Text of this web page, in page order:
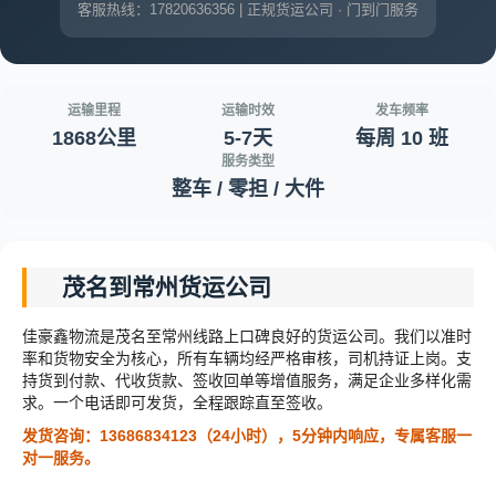
客服热线：17820636356 | 正规货运公司 · 门到门服务
运输里程
1868公里
运输时效
5-7天
发车频率
每周 10 班
服务类型
整车 / 零担 / 大件
茂名到常州货运公司
佳豪鑫物流是茂名至常州线路上口碑良好的货运公司。我们以准时
率和货物安全为核心，所有车辆均经严格审核，司机持证上岗。支
持货到付款、代收货款、签收回单等增值服务，满足企业多样化需
求。一个电话即可发货，全程跟踪直至签收。
发货咨询：13686834123（24小时），5分钟内响应，专属客服一
对一服务。